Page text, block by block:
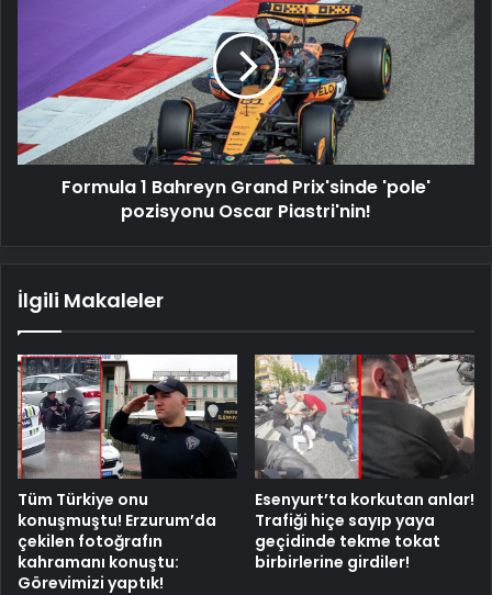
'pole'
pozisyonu
Oscar
Piastri'nin!
Formula 1 Bahreyn Grand Prix'sinde 'pole'
pozisyonu Oscar Piastri'nin!
İlgili Makaleler
Tüm Türkiye onu
konuşmuştu! Erzurum’da
çekilen fotoğrafın
kahramanı konuştu:
Görevimizi yaptık!
Esenyurt’ta korkutan anlar!
Trafiği hiçe sayıp yaya
geçidinde tekme tokat
birbirlerine girdiler!